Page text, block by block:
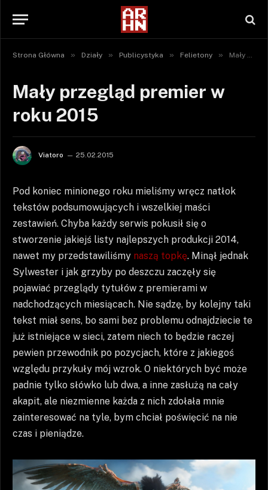
Strona Główna » Działy » Publicystyka » Felietony » Mały przegląd premier w roku 2015
Mały przegląd premier w
roku 2015
Viatoro 25.02.2015
Pod koniec minionego roku mieliśmy wręcz natłok
tekstów podsumowujących i wszelkiej maści
zestawień. Chyba każdy serwis pokusił się o
stworzenie jakiejś listy najlepszych produkcji 2014,
nawet my przedstawiliśmy naszą topkę. Minął jednak
Sylwester i jak grzyby po deszczu zaczęły się
pojawiać przeglądy tytułów z premierami w
nadchodzących miesiącach. Nie sądzę, by kolejny taki
tekst miał sens, bo sami bez problemu odnajdziecie te
już istniejące w sieci, zatem niech to będzie raczej
pewien przewodnik po pozycjach, które z jakiegoś
względu przykuły mój wzrok. O niektórych być może
padnie tylko słówko lub dwa, a inne zasłużą na cały
akapit, ale niezmienne każda z nich zdołała mnie
zainteresować na tyle, bym chciał poświęcić na nie
czas i pieniądze.